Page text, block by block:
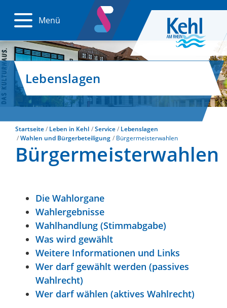
Menü
Lebenslagen
Startseite Leben in Kehl Service
Lebenslagen
Wahlen und Bürgerbeteiligung
Bürgermeisterwahlen
Bürgermeisterwahlen
Die Wahlorgane
Wahlergebnisse
Wahlhandlung (Stimmabgabe)
Was wird gewählt
Weitere Informationen und Links
Wer darf gewählt werden (passives
Wahlrecht)
Wer darf wählen (aktives Wahlrecht)